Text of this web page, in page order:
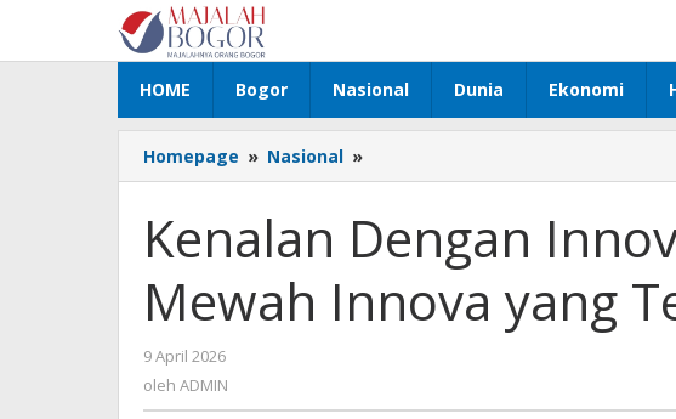
konten
HOME Bogor Nasional Dunia Ekonomi
Homepage » Nasional »
Dengan
Venturer,
Lini
Innova
Kenalan Dengan
Mewah Innova yang
9 April 2026
oleh ADMIN